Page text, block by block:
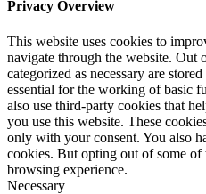
Privacy Overview
This website uses cookies to
navigate through the website. Out
categorized as necessary are
essential for the working of basic
also use third-party cookies that
you use this website. These
only with your consent. You also
cookies. But opting out of some of
browsing experience.
Necessary